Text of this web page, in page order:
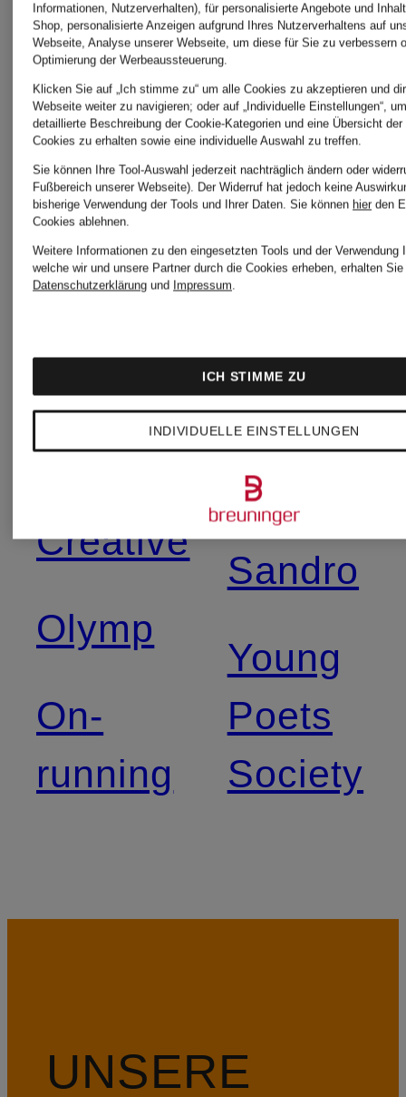
Meru
Mos
Mosh
Oakley
White
Creative
Olymp
On-
running
Ray
Ban
Reiss
Rough
RRL
Sandro
Young
Poets
Society
UNSERE
Informationen, Nutzerverhalten), für personalisierte Angebote und
Shop, personalisierte Anzeigen aufgrund Ihres Nutzerverhaltens auf
Webseite, Analyse unserer Webseite, um diese für Sie zu verbessern
Optimierung der Werbeaussteuerung.
Klicken Sie auf „Ich stimme zu“ um alle Cookies zu akzeptieren und
Webseite weiter zu navigieren; oder auf „Individuelle Einstellungen“,
detaillierte Beschreibung der Cookie-Kategorien und eine Übersicht
Cookies zu erhalten sowie eine individuelle Auswahl zu treffen.
Sie können Ihre Tool-Auswahl jederzeit nachträglich ändern oder
Fußbereich unserer Webseite). Der Widerruf hat jedoch keine
bisherige Verwendung der Tools und Ihrer Daten. Sie können hier den
Cookies ablehnen.
Weitere Informationen zu den eingesetzten Tools und der Verwendung
welche wir und unsere Partner durch die Cookies erheben, erhalten
Datenschutzerklärung und Impressum.
INDIVIDUELLE EINSTELLUNGEN
ICH STIMME ZU